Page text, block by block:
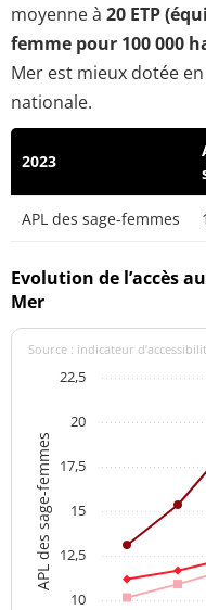
moyenne à 20 ETP
femme pour 100 000
Mer est mieux dotée
nationale.
2023
APL des sage-femmes
Evolution de l’accès
Mer
APL des sage-femmes
Source : indicateur
10
12,5
15
17,5
20
22,5